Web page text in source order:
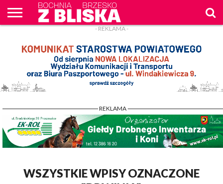
WPROST
REKLAM
- REKLAMA -
- REKLAMA -
WSZYSTKIE WPISY OZNACZONE